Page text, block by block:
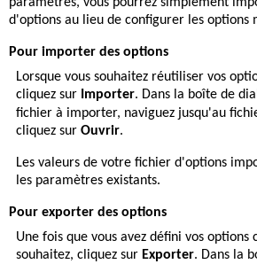
d'options au lieu de configurer les options
Pour importer des options
Lorsque vous souhaitez réutiliser vos
cliquez sur Importer. Dans la boîte de
fichier à importer, naviguez jusqu'au
cliquez sur Ouvrir.
Les valeurs de votre fichier d'options
les paramètres existants.
Pour exporter des options
Une fois que vous avez défini vos options
souhaitez, cliquez sur Exporter. Dans la